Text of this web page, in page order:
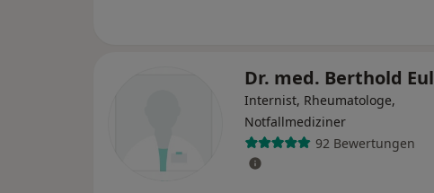
Dr. med. Berthold Eul
Internist, Rheumatologe,
Notfallmediziner
92 Bewertungen